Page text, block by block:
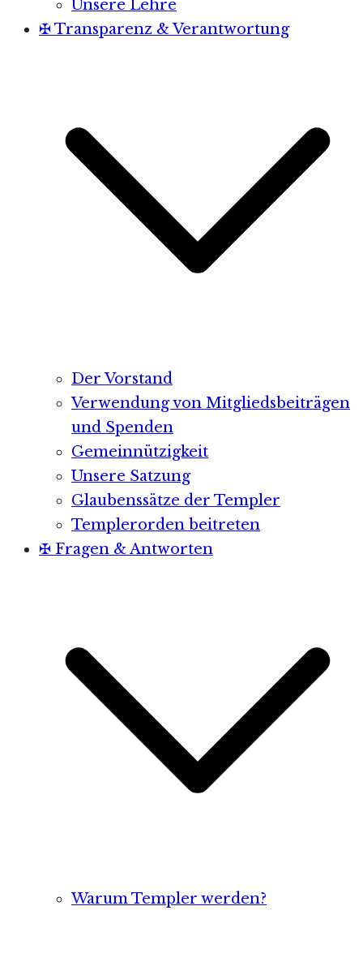
Unsere Lehre
✠ Transparenz & Verantwortung
Der Vorstand
Verwendung von Mitgliedsbeiträgen
und Spenden
Gemeinnützigkeit
Unsere Satzung
Glaubenssätze der Templer
Templerorden beitreten
✠ Fragen & Antworten
Warum Templer werden?